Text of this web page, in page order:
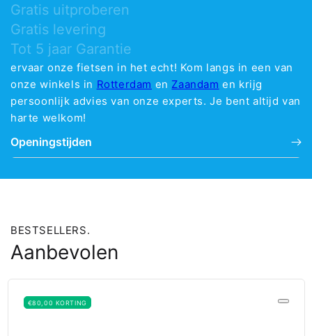
Gratis uitproberen
Gratis levering
Tot 5 jaar Garantie
ervaar onze fietsen in het echt! Kom langs in een van
onze winkels in Rotterdam en Zaandam en krijg
persoonlijk advies van onze experts. Je bent altijd van
harte welkom!
Openingstijden
BESTSELLERS.
Aanbevolen
€80,00 KORTING